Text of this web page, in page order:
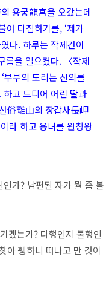
용궁龍宮을 오갔는데
다짐하기를, ‘제가
다. 하루는 작제건이
름을 일으켰다. 〈작제
부부의 도리는 신의를
하고 드디어 어린 딸과
俗離山의 장갑사長岬
라 하고 용녀를 원창왕
가? 남편된 자가 뭘 좀 볼
겠는가? 다행인지 불행인
아 휑하니 떠나고 만 것이